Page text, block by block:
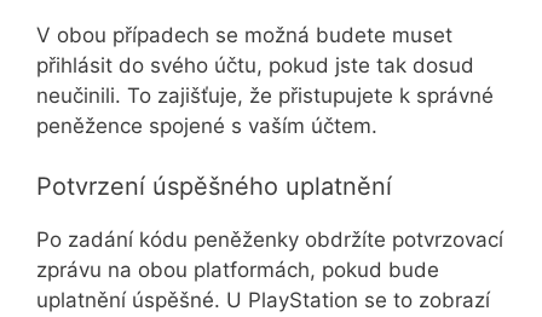
V obou případech se možná budete muset
přihlásit do svého účtu, pokud jste tak dosud
neučinili. To zajišťuje, že přistupujete k správné
peněžence spojené s vaším účtem.
Potvrzení úspěšného uplatnění
Po zadání kódu peněženky obdržíte potvrzovací
zprávu na obou platformách, pokud bude
uplatnění úspěšné. U PlayStation se to zobrazí